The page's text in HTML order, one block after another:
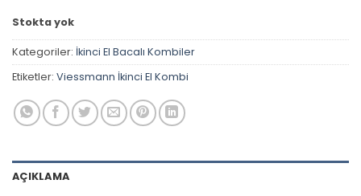
Stokta yok
Kategoriler: İkinci El Bacalı Kombiler
Etiketler: Viessmann İkinci El Kombi
AÇIKLAMA